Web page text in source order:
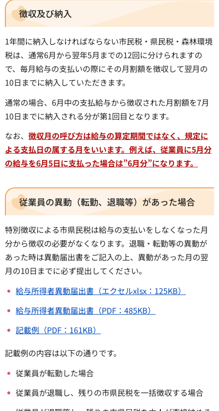
徴収及び納入
1年間に納入しなければならない市民税・県民税・森林環境
税は、通常6月から翌年5月までの12回に分けられますの
で、毎月給与の支払いの際にその月割額を徴収して翌月の
10日までに納入していただきます。
通常の場合、6月中の支払給与から徴収された月割額を7月
10日までに納入される分が第1回目となります。
なお、 徴収月の呼び方は給与の算定期間ではなく、規定に
よる支払日の属する月をいいます。例えば、従業員に5月分
の給与を6月5日に支払った場合は”6月分”になります。
従業員の異動（転勤、退職等）があった場合
特別徴収による市県民税は給与の支払いをしなくなった月
分から徴収の必要がなくなります。退職・転勤等の異動が
あった時は異動届出書をご記入の上、異動があった月の翌
月の10日までに必ず提出してください。
給与所得者異動届出書（エクセルxlsx：125KB）
給与所得者異動届出書（PDF：485KB）
記載例（PDF：161KB）
記載例の内容は以下の通りです。
従業員が転勤した場合
従業員が退職し、残りの市県民税を一括徴収する場合